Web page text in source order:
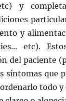
y
y
etc).
del paciente
síntomas que
todo y